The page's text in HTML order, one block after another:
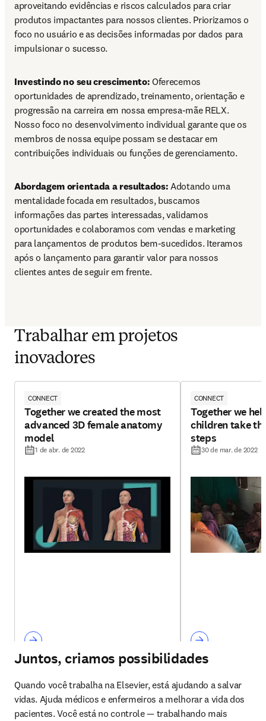
aproveitando evidências e riscos calculados para criar
produtos impactantes para nossos clientes. Priorizamos o
foco no usuário e as decisões informadas por dados para
impulsionar o sucesso.
Investindo no seu crescimento: Oferecemos
oportunidades de aprendizado, treinamento, orientação e
progressão na carreira em nossa empresa-mãe RELX.
Nosso foco no desenvolvimento individual garante que os
membros de nossa equipe possam se destacar em
contribuições individuais ou funções de gerenciamento.
Abordagem orientada a resultados: Adotando uma
mentalidade focada em resultados, buscamos
informações das partes interessadas, validamos
oportunidades e colaboramos com vendas e marketing
para lançamentos de produtos bem-sucedidos. Iteramos
após o lançamento para garantir valor para nossos
clientes antes de seguir em frente.
Trabalhar em projetos
inovadores
CONNECT
Together we created the most
advanced 3D female anatomy
model
1 de abr. de 2022
CONNECT
Together we
children take
steps
30 de mar. de 2022
Juntos, criamos possibilidades
Quando você trabalha na Elsevier, está ajudando a salvar
vidas. Ajuda médicos e enfermeiros a melhorar a vida dos
pacientes. Você está no controle — trabalhando mais